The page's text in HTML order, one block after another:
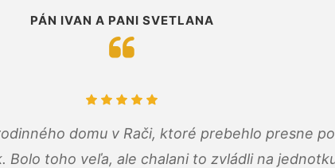
PÁN IVAN A PANI SVETLANA
domu v Rači, ktoré prebehlo presne
Bolo toho veľa, ale chalani to zvládli na